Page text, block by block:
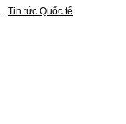
Tin tức Quốc tế